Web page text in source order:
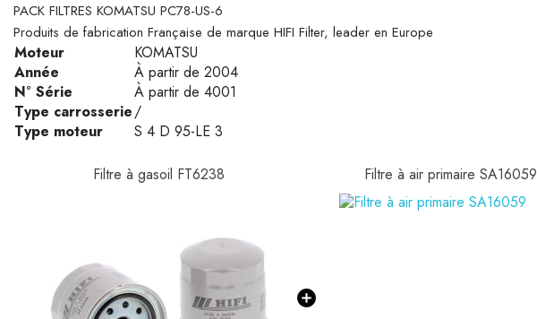
PACK FILTRES KOMATSU PC78-US-6
Produits de fabrication Française de marque HIFI Filter, leader en Europe
Moteur
KOMATSU
Année
À partir de 2004
N° Série
À partir de 4001
Type carrosserie/
Type moteur
S 4 D 95-LE 3
Filtre à gasoil FT6238 Filtre à air primaire SA16059